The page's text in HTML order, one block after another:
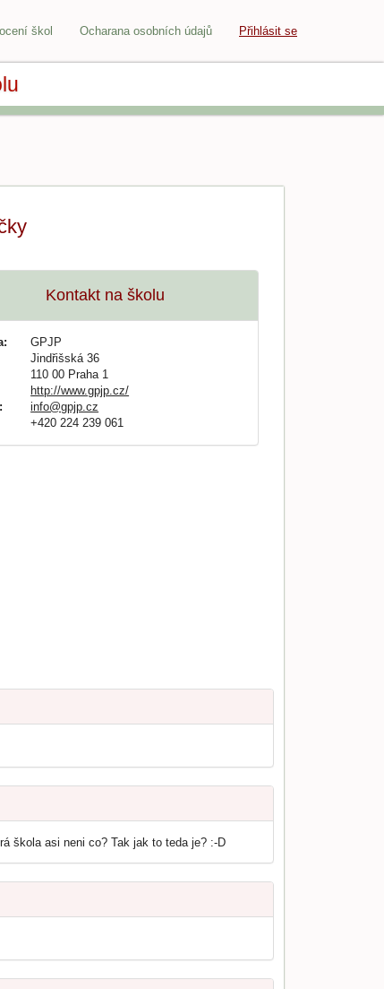
Přihlásit se
škol Ocharana osobních údajů
Kontakt na školu
GPJP
Jindřišská 36
110 00 Praha 1
http://www.gpjp.cz/
info@gpjp.cz
+420 224 239 061
škola asi neni co? Tak jak to teda je? :-D